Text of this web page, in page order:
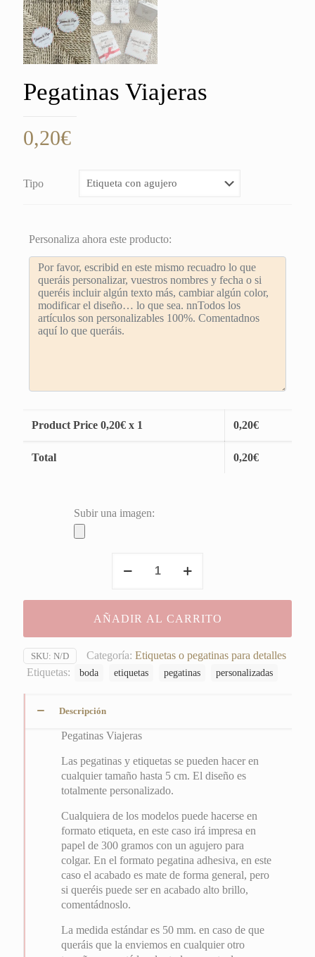
Pegatinas Viajeras
0,20€
Tipo
Personaliza ahora este producto:
Product Price 0,20€ x 1 0,20€
Total 0,20€
Subir una imagen:
Viajeras
AÑADIR AL CARRITO
SKU: N/D Categoría: Etiquetas o pegatinas para detalles
Etiquetas:
boda etiquetas pegatinas personalizadas
Descripción
Pegatinas Viajeras
Las pegatinas y etiquetas se pueden hacer en
cualquier tamaño hasta 5 cm. El diseño es
totalmente personalizado.
Cualquiera de los modelos puede hacerse en
formato etiqueta, en este caso irá impresa en
papel de 300 gramos con un agujero para
colgar. En el formato pegatina adhesiva, en este
caso el acabado es mate de forma general, pero
si queréis puede ser en acabado alto brillo,
comentádnoslo.
La medida estándar es 50 mm. en caso de que
queráis que la enviemos en cualquier otro